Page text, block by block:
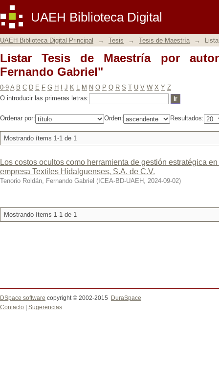
UAEH Biblioteca Digital
Listar Tesis de Maestría por autor
UAEH Biblioteca Digital Principal → Tesis → Tesis de Maestría →
Listar Tesis de Maestría por
Fernando Gabriel"
0-9 A B C D E F G H J K L M N O P Q R S T U V W X Y Z
O introducir las primeras letras:
Ordenar por: Orden: Resultados:
Mostrando ítems 1-1 de 1
Los costos ocultos como herramienta de gestión estratégica
empresa Textiles Hidalguenses, S.A. de C.V.
Tenorio Roldán, Fernando Gabriel ( ICEA-BD-UAEH , 2024-09-02)
Mostrando ítems 1-1 de 1
DSpace software copyright © 2002-2015
DuraSpace
Contacto
Sugerencias